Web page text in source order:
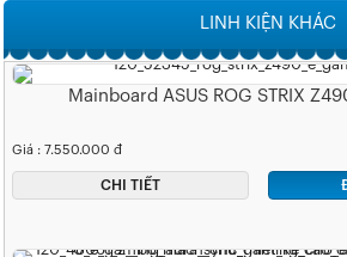
LINH KIỆN KHÁC
Mainboard ASUS ROG STRIX
Giá : 7.550.000 đ
CHI TIẾT